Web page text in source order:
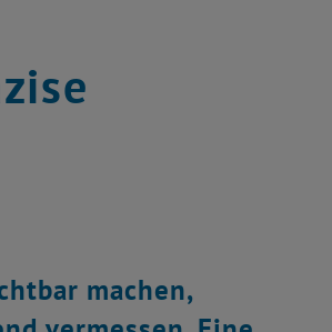
machen,